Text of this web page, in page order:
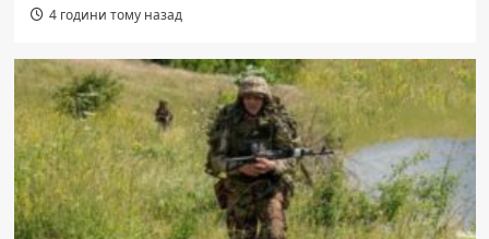
4 години тому назад